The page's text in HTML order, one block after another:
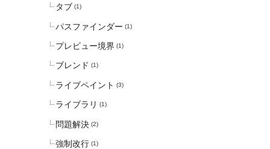
タブ (1)
パスファインダー (1)
プレビュー境界 (1)
ブレンド (1)
ライブペイント (3)
ライブラリ (1)
問題解決 (2)
強制改行 (1)